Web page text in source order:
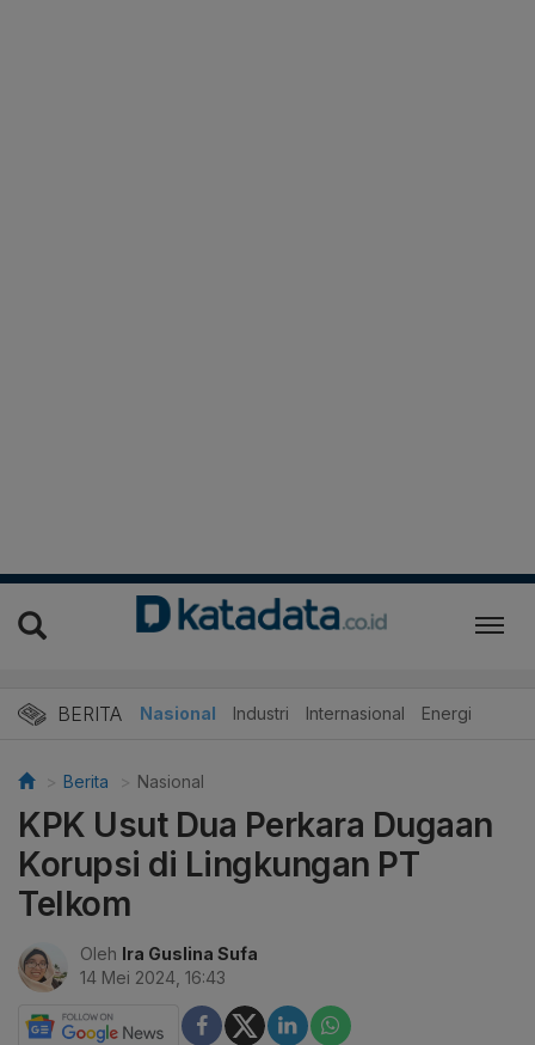
BERITA Nasional Industri Internasional Energi
Berita Nasional
KPK Usut Dua Perkara Dugaan
Korupsi di Lingkungan PT
Telkom
Oleh Ira Guslina Sufa
14 Mei 2024, 16:43